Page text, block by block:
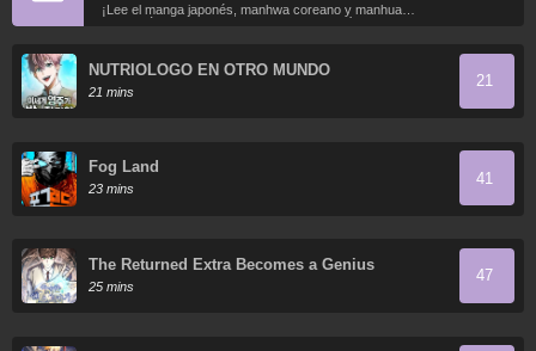
¡Lee el manga japonés, manhwa coreano y manhua
chino más recientemente actualizados en línea gratis!
NUTRIOLOGO EN OTRO MUNDO
21 mins
21
Fog Land
23 mins
41
The Returned Extra Becomes a Genius
25 mins
47